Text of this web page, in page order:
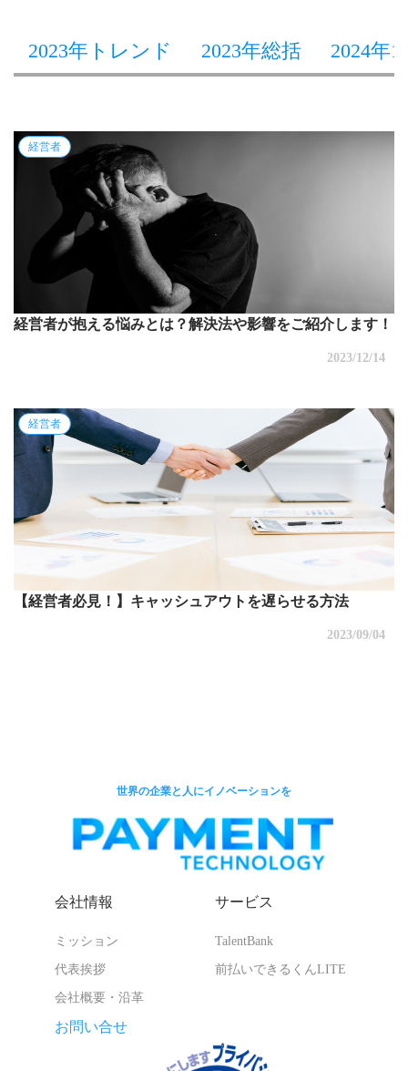
2023年トレンド 2023年総括 2024年1
経営者
経営者が抱える悩みとは？解決法や影響をご紹介します！
2023/12/14
経営者
【経営者必見！】キャッシュアウトを遅らせる方法
2023/09/04
世界の企業と人にイノベーションを
会社情報
ミッション
代表挨拶
会社概要・沿革
サービス
TalentBank
前払いできるくんLITE
お問い合せ